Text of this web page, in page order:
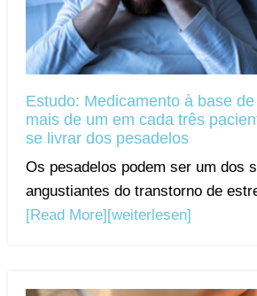
Estudo: Medicamento à base
mais de um em cada três
se livrar dos pesadelos
Os pesadelos podem ser um dos
angustiantes do transtorno de
[Read More] [weiterlesen]